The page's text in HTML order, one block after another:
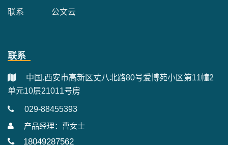
联系 公文云
联系
中国.西安市高新区丈八北路80号爱博苑小区第11幢2
单元10层21011号房
029-88455393
产品经理：曹女士
18049287562